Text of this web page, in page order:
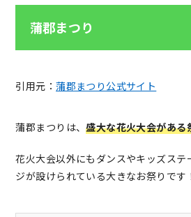
蒲郡まつり
引用元：蒲郡まつり公式サイト
蒲郡まつりは、盛大な花火大会がある
花火大会以外にもダンスやキッズステ
ジが設けられている大きなお祭りです